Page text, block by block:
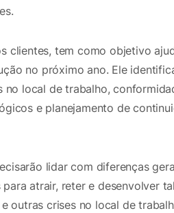
clientes, tem como objetivo
no próximo ano. Ele
no local de trabalho,
e planejamento de
lidar com diferenças
atrair, reter e desenvolver
outras crises no local de